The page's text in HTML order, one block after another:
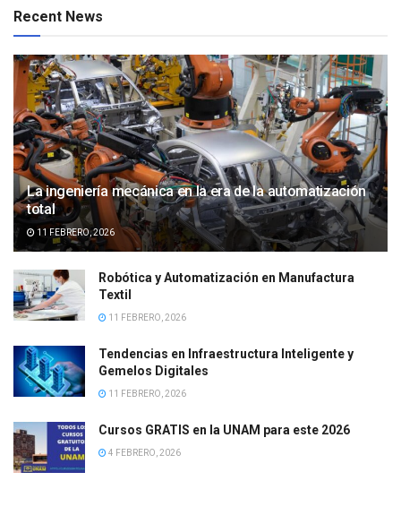
Recent News
La ingeniería mecánica en la era de la automatización
total
11 FEBRERO, 2026
Robótica y Automatización en Manufactura
Textil
11 FEBRERO, 2026
Tendencias en Infraestructura Inteligente y
Gemelos Digitales
11 FEBRERO, 2026
Cursos GRATIS en la UNAM para este 2026
4 FEBRERO, 2026